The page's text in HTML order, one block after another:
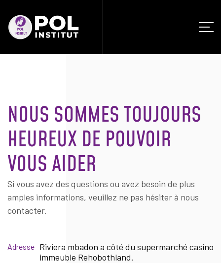
NOUS SOMMES TOUJOURS
HEUREUX DE POUVOIR
VOUS AIDER
Si vous avez des questions ou avez besoin de plus
amples informations, veuillez ne pas hésiter à nous
contacter.
Adresse Riviera mbadon a côté du supermarché casino
immeuble Rehobothland.